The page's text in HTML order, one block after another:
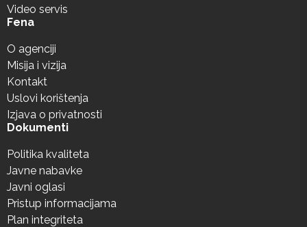
Video servis
Fena
O agenciji
Misija i vizija
Kontakt
Uslovi korištenja
Izjava o privatnosti
Dokumenti
Politika kvaliteta
Javne nabavke
Javni oglasi
Pristup informacijama
Plan integriteta